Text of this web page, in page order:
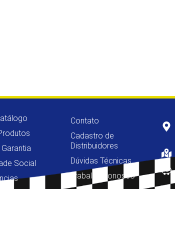
Social
Contato
Cadastro de
Distribuidores
Dúvidas Técnicas
Trabalhe Conosco